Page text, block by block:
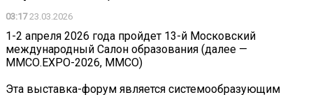
03:1723.03.2026
1-2 апреля 2026 года пройдет 13-й Московский
международный Салон образования (далее —
ММСО.ЕХРО-2026, ММСО)
Эта выставка-форум является системообразующим